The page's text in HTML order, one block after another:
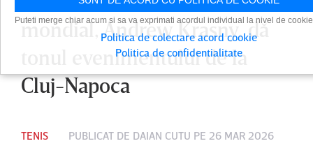
mondial, Andrew Krasny, dă
tonul evenimentului de la
Cluj-Napoca
TENIS PUBLICAT DE DAIAN CUTU PE 26 MAR 2026
Puteti merge chiar acum si sa va exprimati acordul individual la nivel de
Politica de colectare acord cookie
Politica de confidentialitate